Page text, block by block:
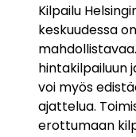
Kilpailu
keskuudessa
hintakilpailuun
voi myös
ajattelua.
erottumaan